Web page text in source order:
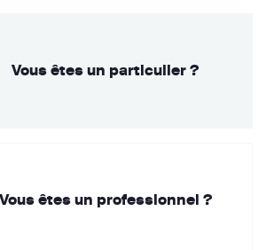
Vous êtes un particulier ?
Vous êtes un professionnel ?